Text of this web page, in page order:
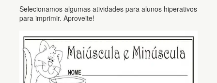
Selecionamos algumas atividades para alunos hiperativos
para imprimir. Aproveite!